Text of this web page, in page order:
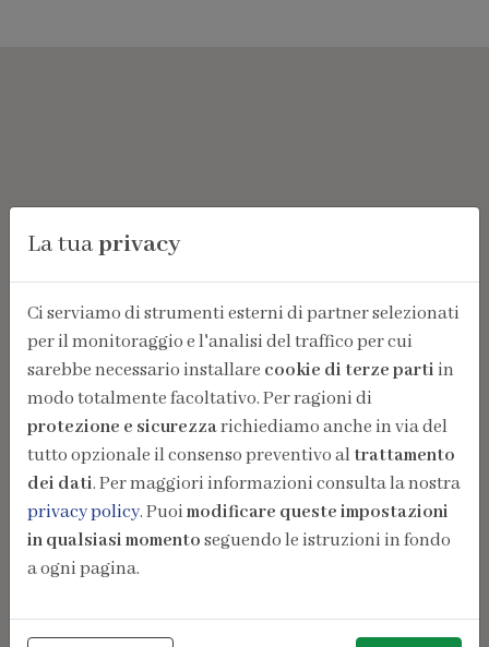
La tuaprivacy
Ci serviamo di strumenti esterni di partner selezionati
per il monitoraggio e l'analisi del traffico per cui
sarebbe necessario installare cookie di terze partiin
modo totalmente facoltativo. Per ragioni di
protezione e sicurezzarichiediamo anche in via del
tutto opzionale il consenso preventivo altrattamento
dei dati. Per maggiori informazioni consulta la nostra
privacy policy. Puoimodificare queste impostazioni
in qualsiasi momentoseguendo le istruzioni in fondo
a ogni pagina.